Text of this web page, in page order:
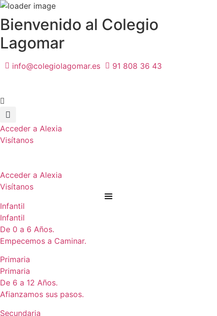
Ir
al
contenido
Bienvenido al Colegio
Lagomar
info@colegiolagomar.es 91 808 36 43
Acceder a Alexia
Visítanos
Acceder a Alexia
Visítanos
Infantil
Infantil
De 0 a 6 Años.
Empecemos a Caminar.
Primaria
Primaria
De 6 a 12 Años.
Afianzamos sus pasos.
Secundaria